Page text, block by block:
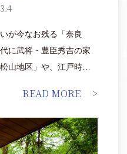
が今なお残る「奈良
に武将・豊臣秀吉の家
山地区」や、江戸時代
良の伝統と昔ながらの景
。散策のほか、工芸製
で感じる楽しみが盛り
代まで、時を超えて語
READ MORE